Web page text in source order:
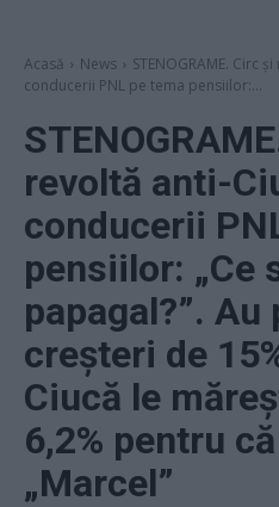
Acasă News
STENOGRAME. Circ
conducerii PNL pe tema pensiilor:...
revoltă anti-
conducerii
pensiilor: „Ce
papagal?”.
creșteri de
Ciucă le
6,2% pentru
„Marcel”